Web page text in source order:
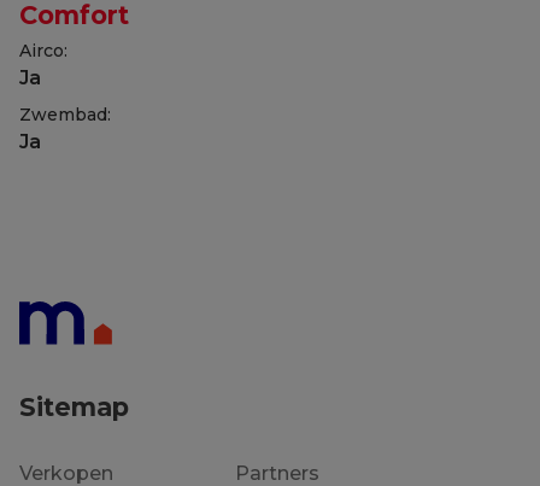
Comfort
Airco:
Ja
Zwembad:
Ja
Sitemap
Verkopen Partners